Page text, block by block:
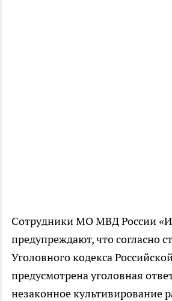
Сотрудники МО МВД России
предупреждают, что согласно
Уголовного кодекса
предусмотрена уголовная
незаконное культивирование